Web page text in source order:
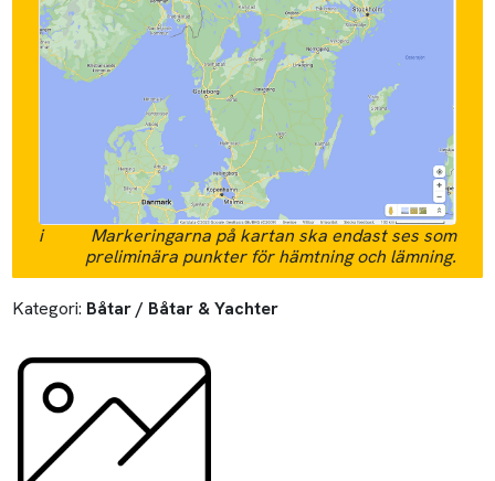
i
Markeringarna på kartan ska endast ses som
preliminära punkter för hämtning och lämning.
Kategori: Båtar / Båtar & Yachter